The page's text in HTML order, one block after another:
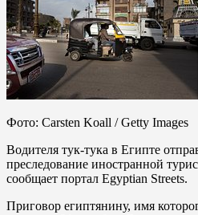
Фото: Carsten Koall / Getty Images
Водителя тук-тука в Египте
преследование иностранной
сообщает портал Egyptian Streets.
Приговор египтянину, имя